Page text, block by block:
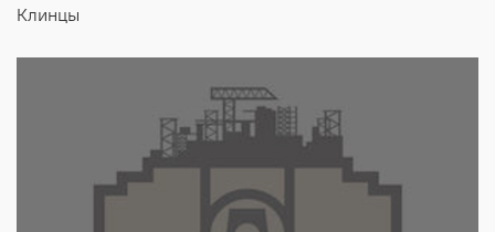
Клинцы